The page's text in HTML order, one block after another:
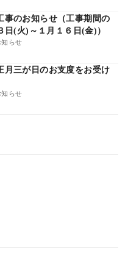
知らせ
事のお知らせ（工事期間の
日(火)～１月１６日(金)）
知らせ
月三が日のお支度をお受け